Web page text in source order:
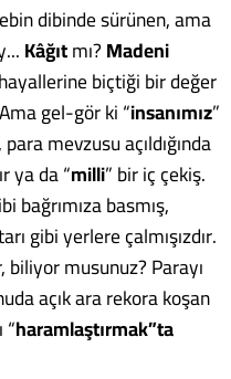
dibinde sürünen, ama
Kâğıtmı?Madeni
biçtiği bir değer
gel-gör ki “insanımız”
mevzusu açıldığında
ya da “milli” bir iç çekiş.
bağrımıza basmış,
gibi yerlere çalmışızdır.
biliyor musunuz? Parayı
açık ara rekora koşan
haramlaştırmak”ta